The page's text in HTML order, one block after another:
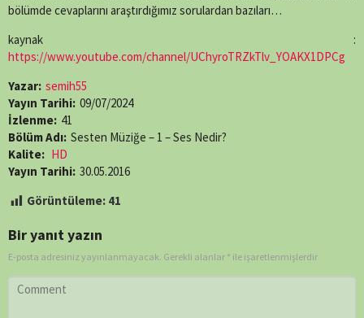
bölümde cevaplarını araştırdığımız sorulardan bazıları…
kaynak :
https://www.youtube.com/channel/UChyroTRZkTlv_YOAKX1DPCg
Yazar: semih55
Yayın Tarihi: 09/07/2024
İzlenme: 41
Bölüm Adı: Sesten Müziğe – 1 – Ses Nedir?
Kalite: HD
Yayın Tarihi: 30.05.2016
Görüntüleme: 41
Bir yanıt yazın
E-posta adresiniz yayınlanmayacak. Gerekli alanlar * ile işaretlenmişlerdir